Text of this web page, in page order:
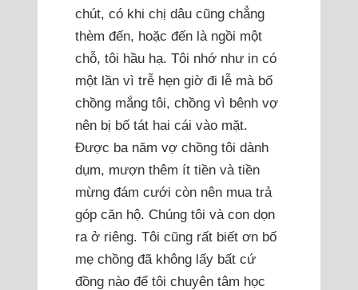
chút, có khi chị dâu cũng chẳng
thèm đến, hoặc đến là ngồi một
chỗ, tôi hầu hạ. Tôi nhớ như in có
một lần vì trễ hẹn giờ đi lễ mà bố
chồng mắng tôi, chồng vì bênh vợ
nên bị bố tát hai cái vào mặt.
Được ba năm vợ chồng tôi dành
dụm, mượn thêm ít tiền và tiền
mừng đám cưới còn nên mua trả
góp căn hộ. Chúng tôi và con dọn
ra ở riêng. Tôi cũng rất biết ơn bố
mẹ chồng đã không lấy bất cứ
đồng nào để tôi chuyên tâm học